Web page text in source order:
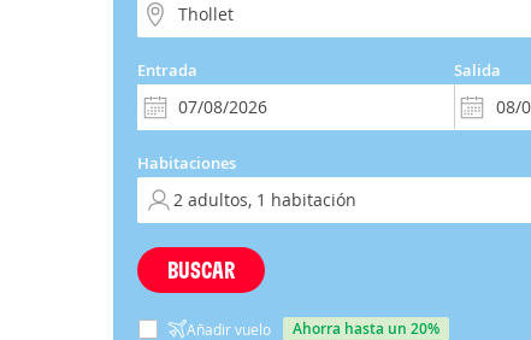
Entrada Salida
Habitaciones
BUSCAR
Añadir vuelo ahorra hasta un 20%